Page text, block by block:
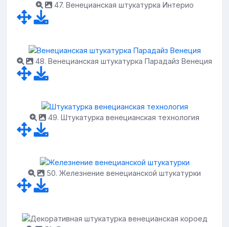
47. Венецианская штукатурка Интерио
48. Венецианская штукатурка Парадайз Венеция
49. Штукатурка венецианская технология
50. Железнение венецианской штукатурки